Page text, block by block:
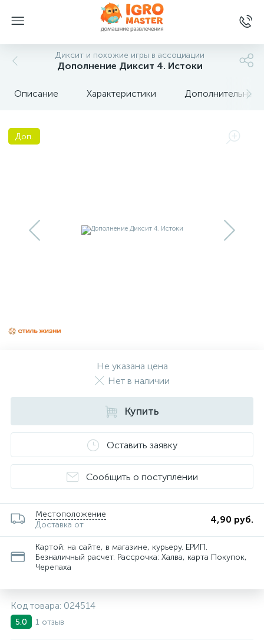
Диксит и похожие игры в ассоциации
Дополнение Диксит 4. Истоки
Описание Характеристики Дополнительные
Доп.
Не указана цена
Нет в наличии
Купить
Оставить заявку
Сообщить о поступлении
Местоположение
Доставка от
4,90 руб.
Картой: на сайте, в магазине, курьеру. ЕРИП.
Безналичный расчет. Рассрочка: Халва, карта Покупок,
Черепаха
Код товара: 024514
5.0 1 отзыв